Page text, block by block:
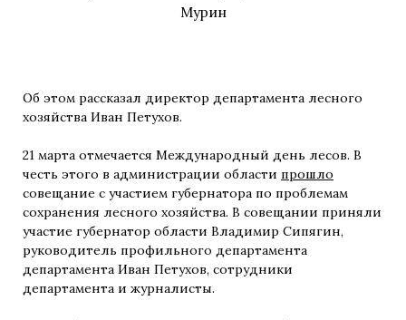
Мурин
Об этом рассказал директор департамента лесного
хозяйства Иван Петухов.
21 марта отмечается Международный день лесов. В
честь этого в администрации области прошло
совещание с участием губернатора по проблемам
сохранения лесного хозяйства. В совещании приняли
участие губернатор области Владимир Сипягин,
руководитель профильного департамента
департамента Иван Петухов, сотрудники
департамента и журналисты.